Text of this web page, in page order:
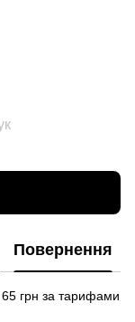
Повернення
грн за тарифами